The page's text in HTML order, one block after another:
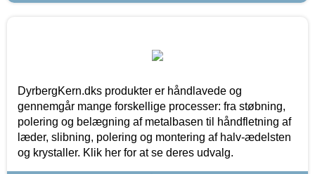
DyrbergKern.dks produkter er håndlavede og
gennemgår mange forskellige processer: fra støbning,
polering og belægning af metalbasen til håndfletning af
læder, slibning, polering og montering af halv-ædelsten
og krystaller. Klik her for at se deres udvalg.